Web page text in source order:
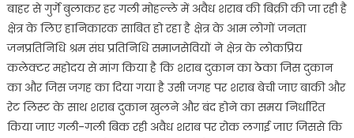
बाहर से गुर्गे बुलाकर हर गली मोहल्ले में अवैध शराब की बिक्री की जा रही है
क्षेत्र के लिए हानिकारक साबित हो रहा है क्षेत्र के आम लोगों जनता
जनप्रतिनिधि श्रम संघ प्रतिनिधि समाजसेवियों ने क्षेत्र के लोकप्रिय
कलेक्टर महोदय से मांग किया है कि शराब दुकान का ठेका जिस दुकान
का और जिस जगह का दिया गया है उसी जगह पर शराब बेची जाए बाकी और
रेट लिस्ट के साथ शराब दुकान खुलने और बंद होने का समय निर्धारित
किया जाए गली-गली बिक रही अवैध शराब पर रोक लगाई जाए जिससे कि